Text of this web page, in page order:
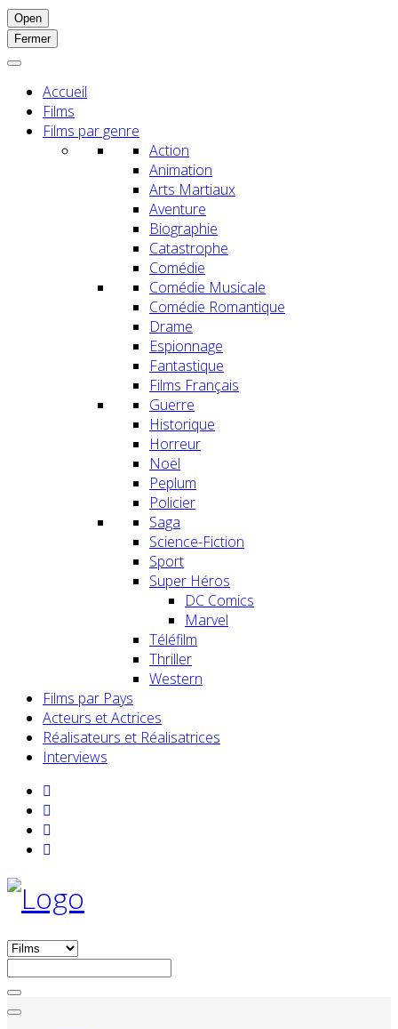
Open
Fermer
Accueil
Films
Films par genre
Action
Animation
Arts Martiaux
Aventure
Biographie
Catastrophe
Comédie
Comédie Musicale
Comédie Romantique
Drame
Espionnage
Fantastique
Films Français
Guerre
Historique
Horreur
Noël
Peplum
Policier
Saga
Science-Fiction
Sport
Super Héros
DC Comics
Marvel
Téléfilm
Thriller
Western
Films par Pays
Acteurs et Actrices
Réalisateurs et Réalisatrices
Interviews